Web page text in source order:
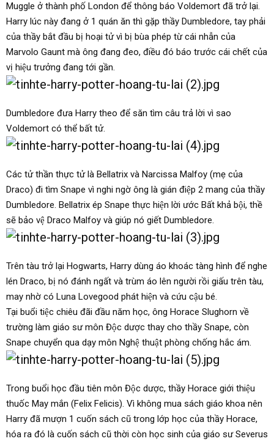
Muggle ở thành phố London để thông báo Voldemort đã trở lại.
Harry lúc này đang ở 1 quán ăn thì gặp thầy Dumbledore, tay phải
của thầy bắt đầu bị hoại tử vì bị bùa phép từ cái nhẫn của
Marvolo Gaunt mà ông đang đeo, điều đó báo trước cái chết của
vị hiệu trưởng đang tới gần.
Dumbledore đưa Harry theo để săn tìm câu trả lời vì sao
Voldemort có thể bất tử.
Các tử thần thực tử là Bellatrix và Narcissa Malfoy (mẹ của
Draco) đi tìm Snape vì nghi ngờ ông là gián điệp 2 mang của thầy
Dumbledore. Bellatrix ép Snape thực hiện lời ước Bất khả bội, thề
sẽ bảo vệ Draco Malfoy và giúp nó giết Dumbledore.
Trên tàu trở lại Hogwarts, Harry dùng áo khoác tàng hình để nghe
lén Draco, bị nó đánh ngất và trùm áo lên người rồi giấu trên tàu,
may nhờ có Luna Lovegood phát hiện và cứu cậu bé.
Tại buổi tiệc chiêu đãi đầu năm học, ông Horace Slughorn về
trường làm giáo sư môn Độc dược thay cho thầy Snape, còn
Snape chuyển qua dạy môn Nghệ thuật phòng chống hắc ám.
Trong buổi học đầu tiên môn Độc dược, thầy Horace giới thiệu
thuốc May mắn (Felix Felicis). Vì không mua sách giáo khoa nên
Harry đã mượn 1 cuốn sách cũ trong lớp học của thầy Horace,
hóa ra đó là cuốn sách cũ thời còn học sinh của giáo sư Severus